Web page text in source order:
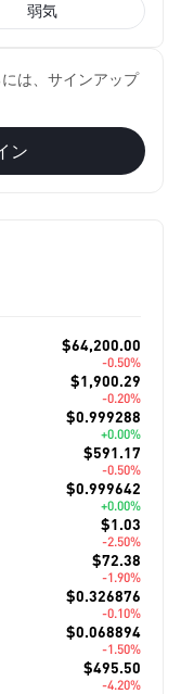
弱気
は、サインアップ
ン
$64,200.00
-0.50%
$1,900.29
-0.20%
$0.999288
+0.00%
$591.17
-0.50%
$0.999642
+0.00%
$1.03
-2.50%
$72.38
-1.90%
$0.326876
-0.10%
$0.068894
-1.50%
$495.50
-4.20%